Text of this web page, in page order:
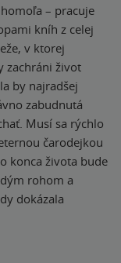
– pracuje
kníh z celej
v ktorej
zachráni život
by najradšej
zabudnutá
Musí sa rýchlo
čarodejkou
konca života bude
rohom a
dokázala